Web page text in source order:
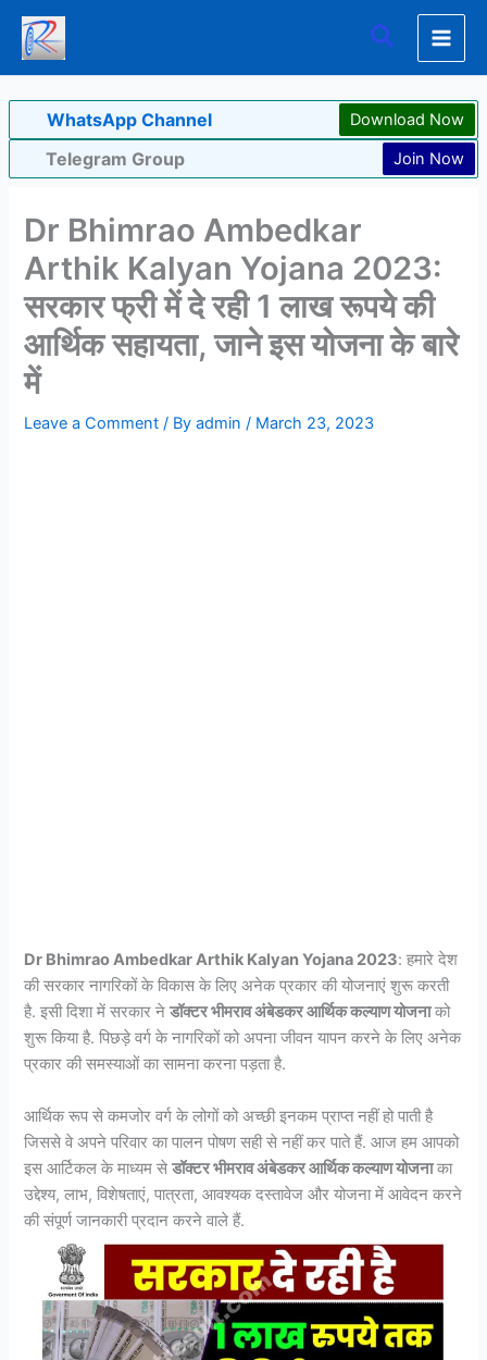
Skip
content
Search
WhatsApp Channel Download Now
Telegram Group Join Now
Dr Bhimrao Ambedkar
Arthik Kalyan Yojana 2023:
सरकार फ्री में दे रही 1 लाख रूपये की
आर्थिक सहायता, जाने इस योजना के बारे
में
Leave a Comment / Byadmin/ March 23, 2023
Dr Bhimrao Ambedkar Arthik Kalyan Yojana 2023: हमारे देश
की सरकार नागरिकों के विकास के लिए अनेक प्रकार की योजनाएं शुरू करती
है. इसी दिशा में सरकार नेडॉक्टर भीमराव अंबेडकर आर्थिक कल्याण योजनाको
शुरू किया है. पिछड़े वर्ग के नागरिकों को अपना जीवन यापन करने के लिए अनेक
प्रकार की समस्याओं का सामना करना पड़ता है.
आर्थिक रूप से कमजोर वर्ग के लोगों को अच्छी इनकम प्राप्त नहीं हो पाती है
जिससे वे अपने परिवार का पालन पोषण सही से नहीं कर पाते हैं. आज हम आपको
इस आर्टिकल के माध्यम सेडॉक्टर भीमराव अंबेडकर आर्थिक कल्याण योजनाका
उद्देश्य, लाभ, विशेषताएं, पात्रता, आवश्यक दस्तावेज और योजना में आवेदन करने
की संपूर्ण जानकारी प्रदान करने वाले हैं.